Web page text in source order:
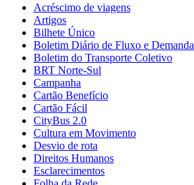
Acréscimo de viagens
Artigos
Bilhete Único
Boletim Diário de Fluxo e Demanda
Boletim do Transporte Coletivo
BRT Norte-Sul
Campanha
Cartão Benefício
Cartão Fácil
CityBus 2.0
Cultura em Movimento
Desvio de rota
Direitos Humanos
Esclarecimentos